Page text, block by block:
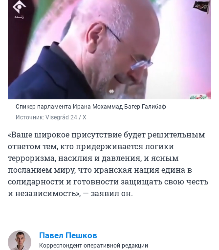
Спикер парламента Ирана Мохаммад Багер Галибаф
Источник: Visegrád 24 / X
«Ваше широкое присутствие будет решительным
ответом тем, кто придерживается логики
терроризма, насилия и давления, и ясным
посланием миру, что иранская нация едина в
солидарности и готовности защищать свою честь
и независимость», — заявил он.
Павел Пешков
Корреспондент оперативной редакции